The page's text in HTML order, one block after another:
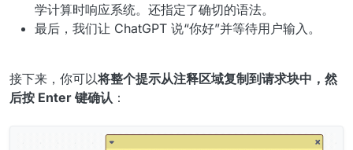
学计算时响应系统。还指定了确切的语法。
最后，我们让 ChatGPT 说“你好”并等待用户输入。
接下来，你可以将整个提示从注释区域复制到请求块中，然
后按 Enter 键确认 ：